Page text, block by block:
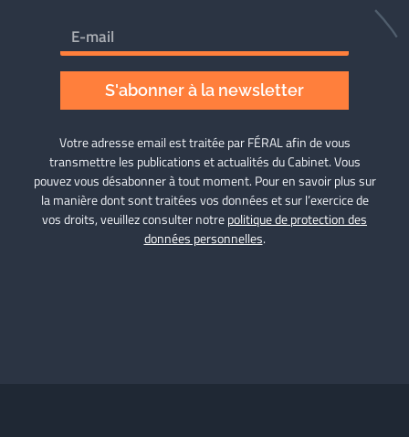
S'abonner à la newsletter
Votre adresse email est traitée par FÉRAL afin de vous
transmettre les publications et actualités du Cabinet. Vous
pouvez vous désabonner à tout moment. Pour en savoir plus sur
la manière dont sont traitées vos données et sur l’exercice de
vos droits, veuillez consulter notrepolitique de protection des
données personnelles.